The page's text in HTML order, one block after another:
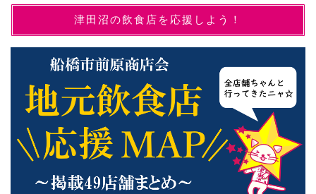
津田沼の飲食店を応援しよう！